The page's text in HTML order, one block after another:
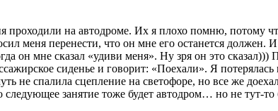
проходили на автодроме. Их я плохо помню, потому
меня перенести, что он мне его останется
он мне сказал «удиви меня». Ну зря он это сказал)))
сиденье и говорит: «Поехали». Я
не спалила сцепление на светофоре, но все же
следующее занятие тоже будет автодром… но не тут-